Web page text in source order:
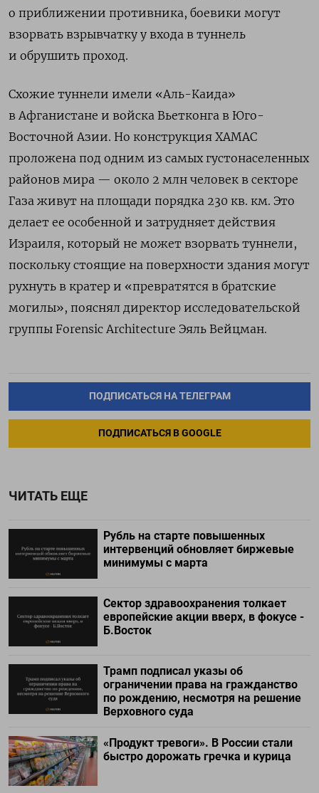
о приближении противника, боевики могут
взорвать взрывчатку у входа в туннель
и обрушить проход.
Схожие туннели имели «Аль-Каида»
в Афганистане и войска Вьетконга в Юго-
Восточной Азии. Но конструкция ХАМАС
проложена под одним из самых густонаселенных
районов мира — около 2 млн человек в секторе
Газа живут на площади порядка 230 кв. км. Это
делает ее особенной и затрудняет действия
Израиля, который не может взорвать туннели,
поскольку стоящие на поверхности здания могут
рухнуть в кратер и «превратятся в братские
могилы», пояснял директор исследовательской
группы Forensic Architecture Эяль Вейцман.
ПОДПИСАТЬСЯ НА ТЕЛЕГРАМ
ПОДПИСАТЬСЯ В GOOGLE
ЧИТАТЬ ЕЩЕ
Рубль на старте повышенных
интервенций обновляет биржевые
минимумы с марта
Сектор здравоохранения толкает
европейские акции вверх, в фокусе -
Б.Восток
Трамп подписал указы об
ограничении права на гражданство
по рождению, несмотря на решение
Верховного суда
«Продукт тревоги». В России стали
быстро дорожать гречка и курица